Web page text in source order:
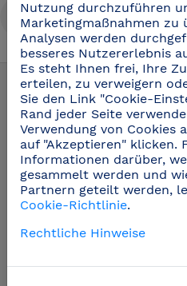
Schläuche zur
Nutzung durchzuführen
Marketingmaßnahmen zu
Analysen werden
besseres Nutzererlebnis
Es steht Ihnen frei, Ihre
erteilen, zu verweigern
Sie den Link "Cookie-
Rand jeder Seite
Verwendung von Cookies
auf "Akzeptieren" klicken.
Informationen darüber,
gesammelt werden und
Partnern geteilt werden,
Cookie-Richtlinie.
Rechtliche Hinweise